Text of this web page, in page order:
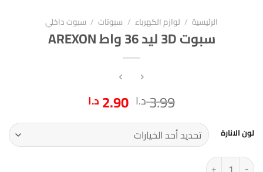
الرئيسية / لوازم الكهرباء / سبوتات / سبوت داخلي
سبوت 3D ليد 36 واط AREXON
3.99د.ا السعر
الأصلي
هو:
3.99 د.ا.
2.90 د.ا
الحالي
هو:
2.90 د.ا. لون الانارة
كمية سبوت 3D ليد 36 واط AREXON